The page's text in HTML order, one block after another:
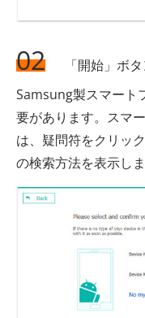
02
「開始」ボ
Samsung製スマート
要があります。スマ
は、疑問符をクリッ
の検索方法を表示しま